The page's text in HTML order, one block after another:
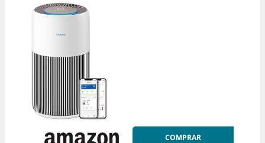
COMPRAR